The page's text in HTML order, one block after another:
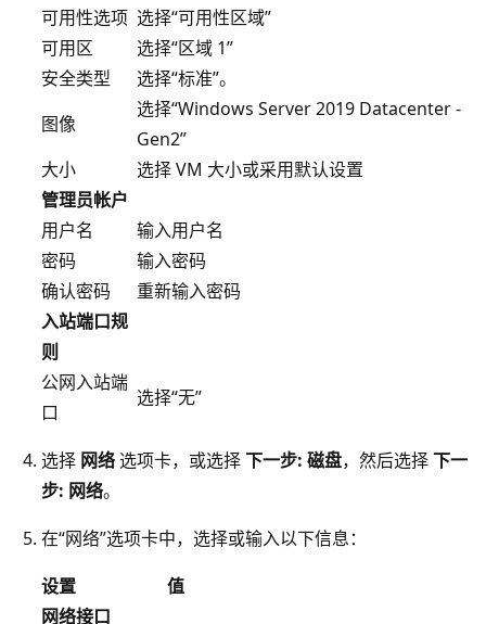
可用性选项 选择“可用性区域”
可用区
选择“区域 1”
安全类型
选择“标准”。
图像
选择“Windows Server 2019 Datacenter -
Gen2”
大小
选择 VM 大小或采用默认设置
管理员帐户
用户名
输入用户名
密码
输入密码
确认密码
重新输入密码
入站端口规
则
公网入站端
口
选择“无”
选择 网络选项卡，或选择下一步: 磁盘，然后选择下一
步: 网络。
在“网络”选项卡中，选择或输入以下信息：
设置
值
网络接口